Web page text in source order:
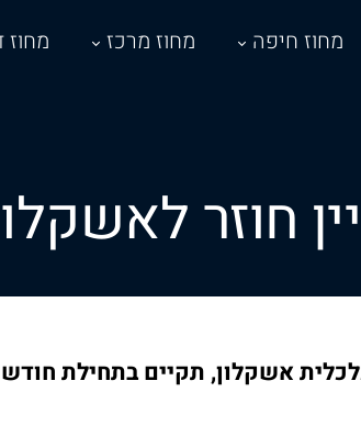
מחוז חיפה מחוז מרכז
מחוז
חוזר
אשקלון, תקיים בתחילת חודש